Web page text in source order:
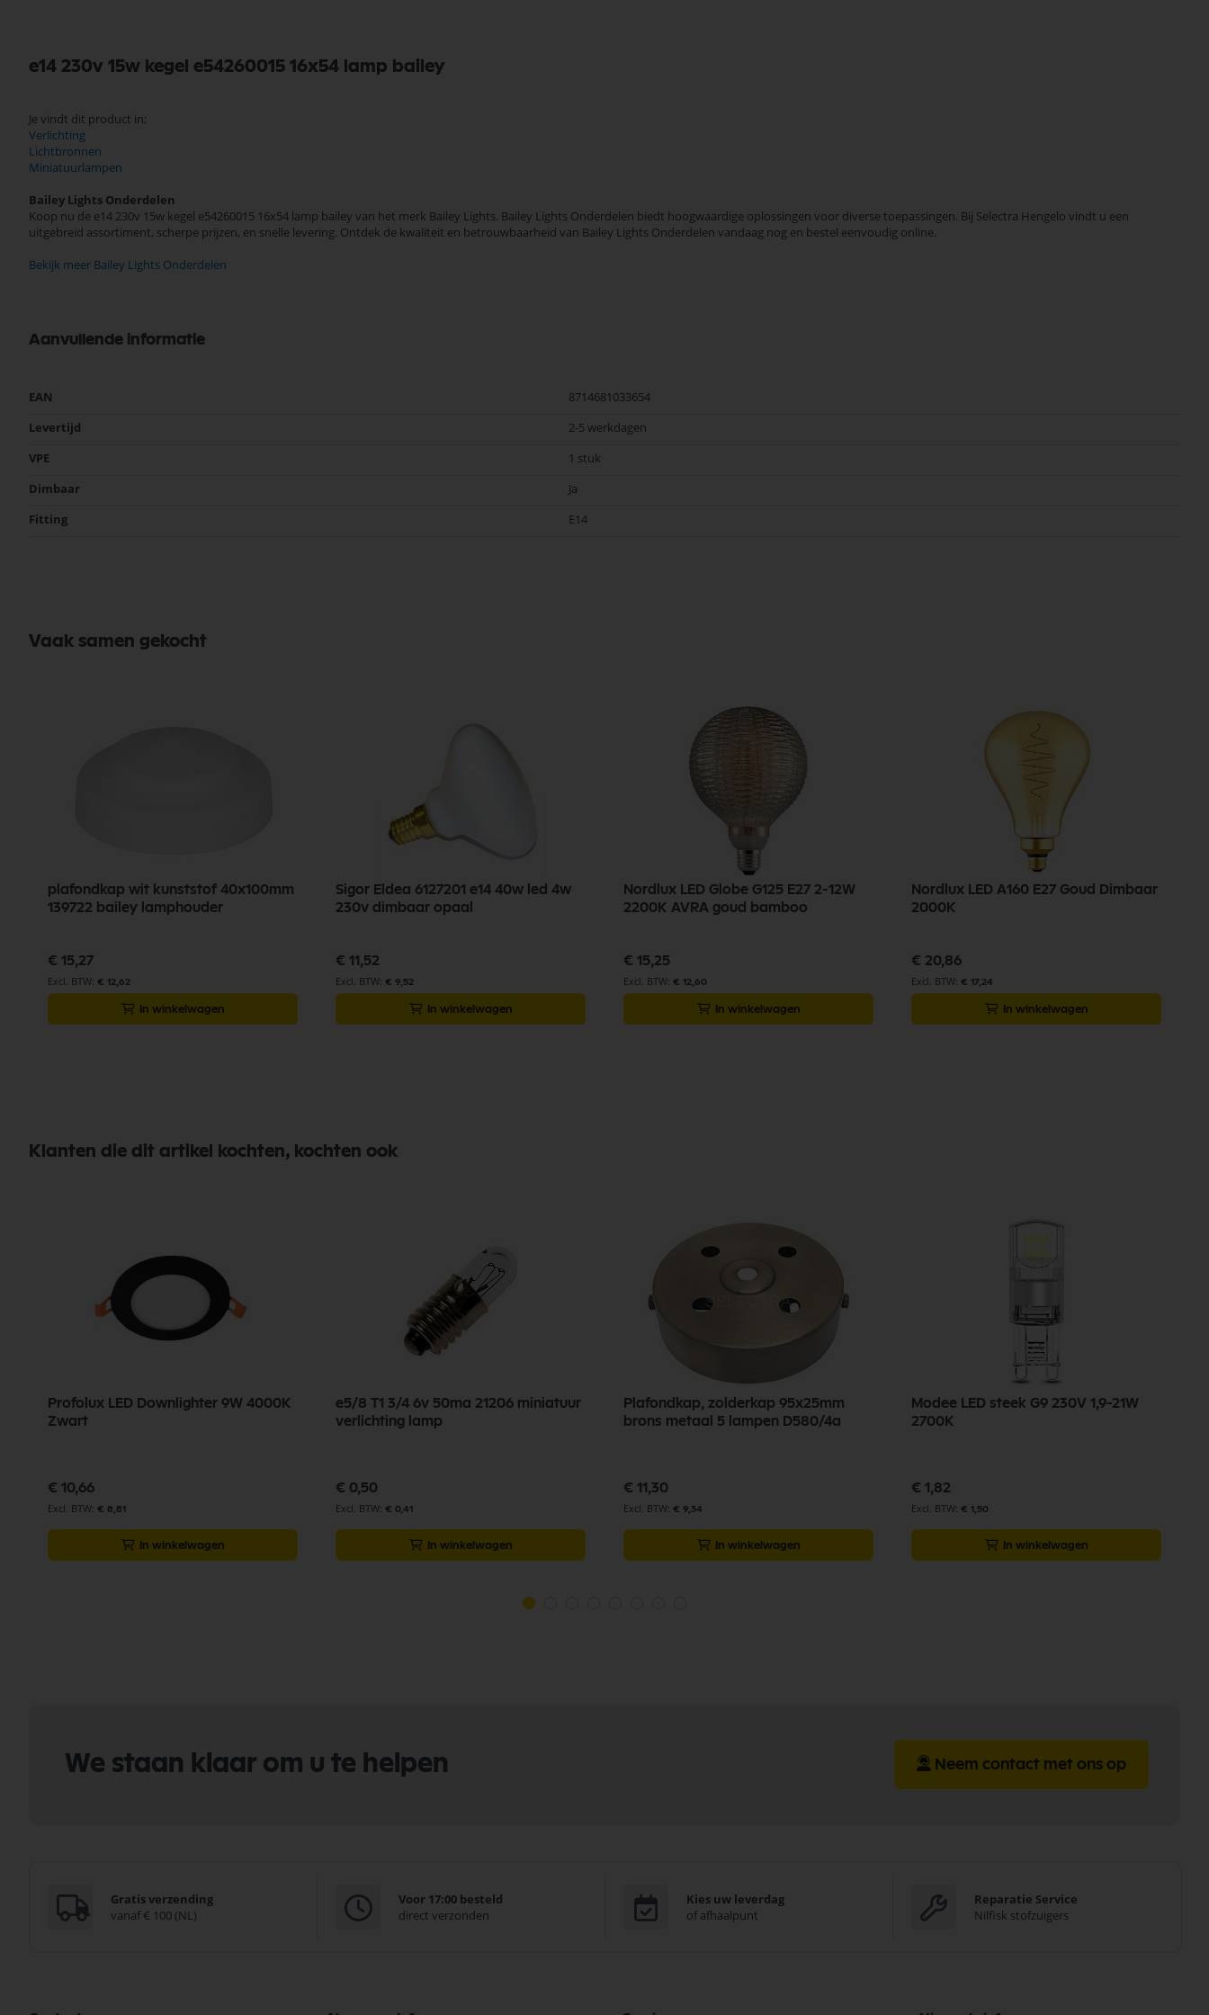
e14 230v 15w kegel e54260015 16x54 lamp bailey
Je vindt dit product in;
Verlichting
Lichtbronnen
Miniatuurlampen
Bailey Lights Onderdelen
Koop nu de e14 230v 15w kegel e54260015 16x54 lamp bailey van het merk Bailey Lights. Bailey Lights Onderdelen biedt hoogwaardige oplossingen voor diverse toepassingen. Bij Selectra Hengelo vindt u een
uitgebreid assortiment, scherpe prijzen, en snelle levering. Ontdek de kwaliteit en betrouwbaarheid van Bailey Lights Onderdelen vandaag nog en bestel eenvoudig online.
Bekijk meer Bailey Lights Onderdelen
Aanvullende informatie
Meer
EAN
8714681033654
Levertijd
2-5 werkdagen
VPE
1 stuk
Dimbaar
Ja
Fitting
E14
Vaak samen gekocht
plafondkap wit kunststof 40x100mm
139722 bailey lamphouder
€ 15,27
€ 12,62
In winkelwagen
Sigor Eldea 6127201 e14 40w led 4w
230v dimbaar opaal
€ 11,52
€ 9,52
In winkelwagen
Nordlux LED Globe G125 E27 2-12W
2200K AVRA goud bamboo
€ 15,25
€ 12,60
In winkelwagen
Nordlux LED A160 E27 Goud Dimbaar
2000K
€ 20,86
€ 17,24
In winkelwagen
Klanten die dit artikel kochten, kochten ook
Profolux LED Downlighter 9W 4000K
Zwart
€ 10,66
€ 8,81
In winkelwagen
e5/8 T1 3/4 6v 50ma 21206 miniatuur
verlichting lamp
€ 0,50
€ 0,41
In winkelwagen
Plafondkap, zolderkap 95x25mm
brons metaal 5 lampen D580/4a
€ 11,30
€ 9,34
In winkelwagen
Modee LED steek G9 230V 1,9-21W
2700K
€ 1,82
€ 1,50
In winkelwagen
We staan klaar om u te helpen Neem contact met ons op
Gratis verzending
vanaf € 100 (NL)
Voor 17:00 besteld
direct verzonden
Kies uw leverdag
of afhaalpunt
Reparatie Service
Nilfisk stofzuigers